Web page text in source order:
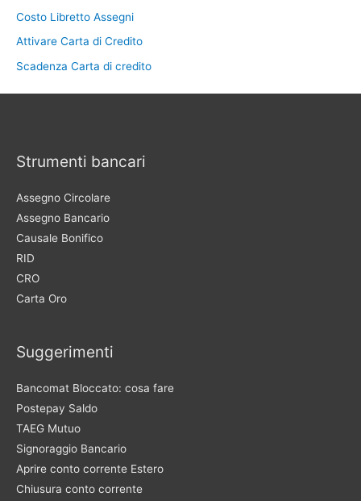
Costo Libretto Assegni
Attivare Carta di Credito
Scadenza Carta di credito
Strumenti bancari
Assegno Circolare
Assegno Bancario
Causale Bonifico
RID
CRO
Carta Oro
Suggerimenti
Bancomat Bloccato: cosa fare
Postepay Saldo
TAEG Mutuo
Signoraggio Bancario
Aprire conto corrente Estero
Chiusura conto corrente